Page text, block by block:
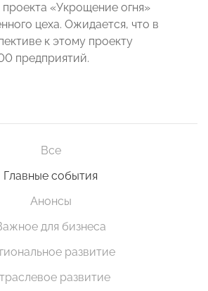
«Укрощение огня»
цеха. Ожидается, что в
к этому проекту
предприятий.
Все
Главные события
Анонсы
для бизнеса
развитие
развитие